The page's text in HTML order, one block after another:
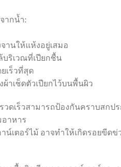
ากน้ำ:
านให้แห้งอยู่เสมอ
ริเวณที่เปียกชื้น
เร็วที่สุด
ผ้าเช็ดตัวเปียกไว้บนพื้นผิว
วดเร็วสามารถป้องกันคราบสกป
อาหาร
น์เตอร์ไม้ อาจทำให้เกิดรอยขีด